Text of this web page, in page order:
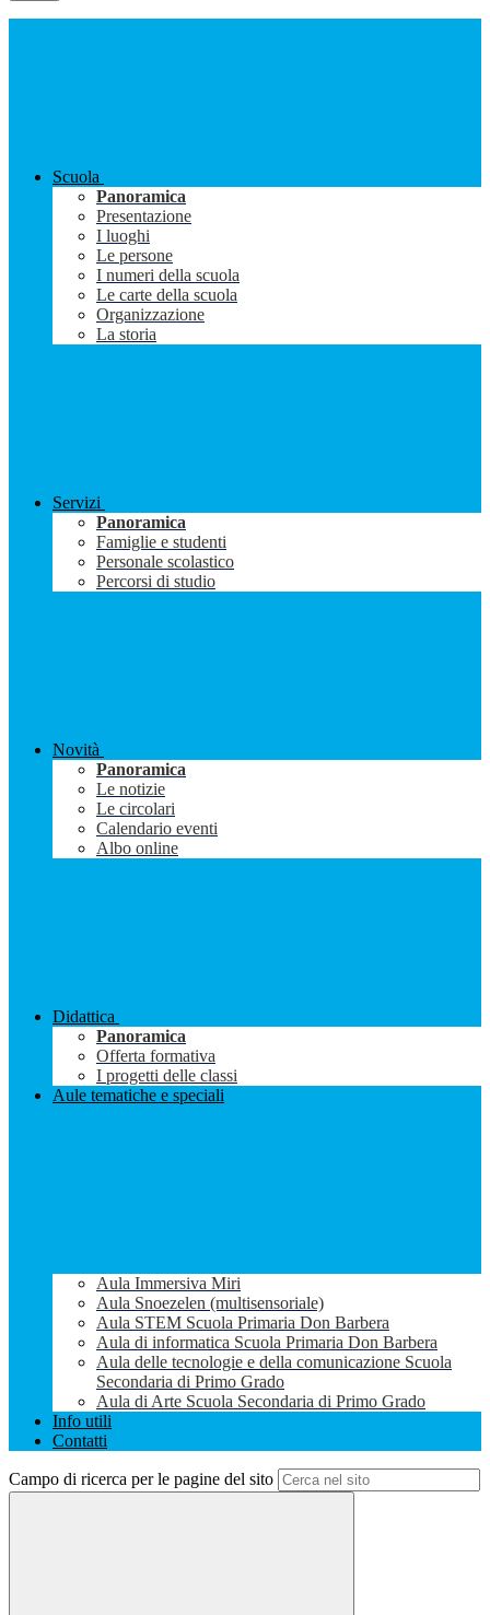
Scuola
Panoramica
Presentazione
I luoghi
Le persone
I numeri della scuola
Le carte della scuola
Organizzazione
La storia
Servizi
Panoramica
Famiglie e studenti
Personale scolastico
Percorsi di studio
Novità
Panoramica
Le notizie
Le circolari
Calendario eventi
Albo online
Didattica
Panoramica
Offerta formativa
I progetti delle classi
Aule tematiche e speciali
Aula Immersiva Miri
Aula Snoezelen (multisensoriale)
Aula STEM Scuola Primaria Don Barbera
Aula di informatica Scuola Primaria Don Barbera
Aula delle tecnologie e della comunicazione Scuola
Secondaria di Primo Grado
Aula di Arte Scuola Secondaria di Primo Grado
Info utili
Contatti
Campo di ricerca per le pagine del sito